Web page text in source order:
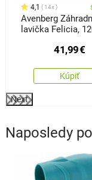
4,1 14x
Avenberg
lavička Felicia,
41,99€
Kúpiť
Next
Naposledy